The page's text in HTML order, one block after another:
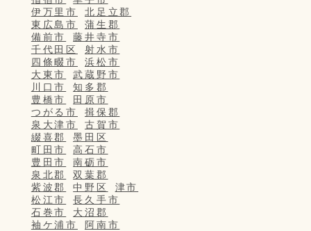
伊万里市
北足立郡
東広島市
蒲生郡
備前市
藤井寺市
千代田区
射水市
四條畷市
浜松市
大東市
武蔵野市
川口市
知多郡
豊橋市
田原市
つがる市
揖保郡
泉大津市
古賀市
綴喜郡
墨田区
町田市
高石市
豊田市
南砺市
泉北郡
双葉郡
紫波郡
中野区
津市
松江市
長久手市
石巻市
大沼郡
袖ケ浦市
阿南市